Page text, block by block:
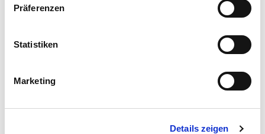
Präferenzen
Statistiken
Marketing
Details zeigen
Beschreibung
da kein Einbetonieren notwendig ist. Sie dient zur sicheren
Befestigung für z.B. leichte Holzzäune und Sichtschutzzäune.